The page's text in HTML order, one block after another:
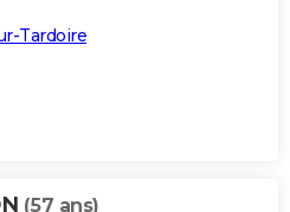
Tardoire
(57 ans)